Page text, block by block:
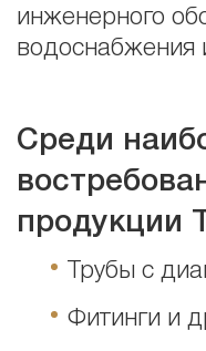
инженерного
водоснабжения
Среди
продукции
Трубы с
Фитинги и